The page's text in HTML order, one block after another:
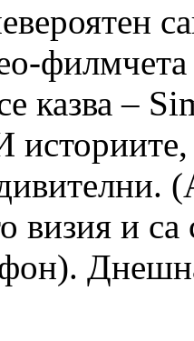
казва –
визия и